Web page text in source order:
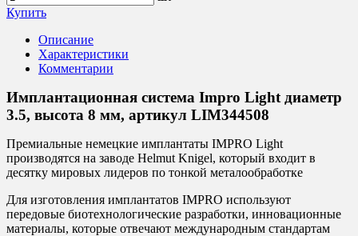
Купить
Описание
Характеристики
Комментарии
Имплантационная система Impro Light диаметр
3.5, высота 8 мм, артикул LIM344508
Премиальные немецкие имплантаты IMPRO Light
производятся на заводе Helmut Knigel, который входит в
десятку мировых лидеров по тонкой металообработке
Для изготовления имплантатов IMPRO используют
передовые биотехнологические разработки, инновационные
материалы, которые отвечают международным стандартам